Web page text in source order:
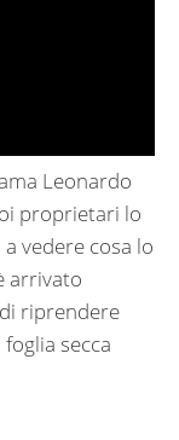
Leonardo
proprietari lo
vedere cosa lo
arrivato
riprendere
secca